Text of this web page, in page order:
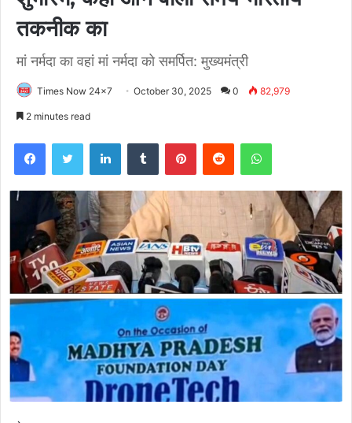
तकनीक का
मां नर्मदा का वहां मां नर्मदा को समर्पित: मुख्यमंत्री
Times Now 24x7 October 30, 2025 0 82,979
2 minutes read
FacebookTwitter LinkedInTumblr PinterestReddit WhatsApp